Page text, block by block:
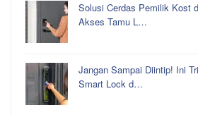
Solusi Cerdas Pemilik Kost
Akses Tamu L…
Jangan Sampai Diintip! Ini
Smart Lock d…